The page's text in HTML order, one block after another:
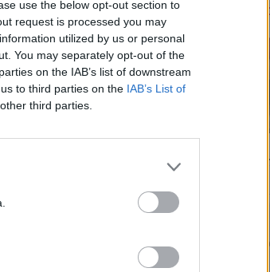
use the below opt-out section to
request is processed you may
utilized by us or personal
You may separately opt-out of the
on the IAB’s list of downstream
to third parties on the IAB’s List of
third parties.
6 φρούτα που μπορουν να